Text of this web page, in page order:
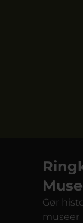
Gør
museer